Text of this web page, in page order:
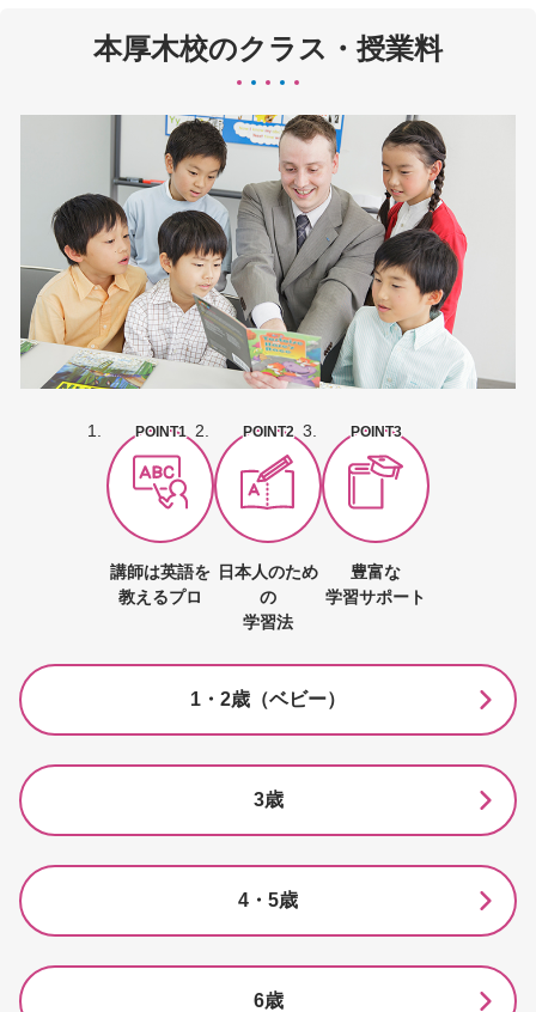
本厚木校のクラス・授業料
POINT1
講師は英語を
教えるプロ
POINT2
日本人のため
の
学習法
POINT3
豊富な
学習サポート
1・2歳（ベビー）
3歳
4・5歳
6歳